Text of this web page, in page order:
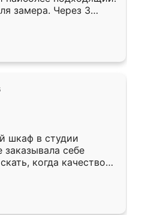
замера. Через 3
готова. Остались
Ренессанс
работу!
шкаф в студии
заказывала себе
когда качеством
кухня уже почти